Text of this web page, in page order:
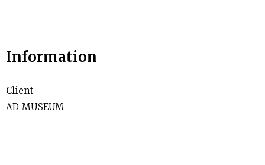
Information
Client
AD MUSEUM